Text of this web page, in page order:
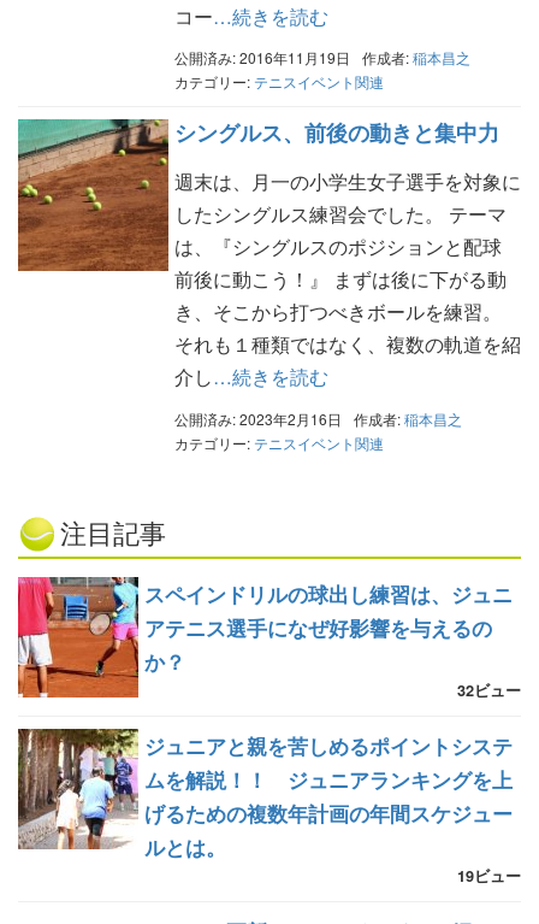
コー…続きを読む
公開済み: 2016年11月19日 作成者:稲本昌之
カテゴリー: テニスイベント関連
シングルス、前後の動きと集中力
週末は、月一の小学生女子選手を対象に
したシングルス練習会でした。 テーマ
は、『シングルスのポジションと配球
前後に動こう！』 まずは後に下がる動
き、そこから打つべきボールを練習。
それも１種類ではなく、複数の軌道を紹
介し…続きを読む
公開済み: 2023年2月16日 作成者:稲本昌之
カテゴリー: テニスイベント関連
注目記事
スペインドリルの球出し練習は、ジュニ
アテニス選手になぜ好影響を与えるの
か？
32ビュー
ジュニアと親を苦しめるポイントシステ
ムを解説！！ ジュニアランキングを上
げるための複数年計画の年間スケジュー
ルとは。
19ビュー